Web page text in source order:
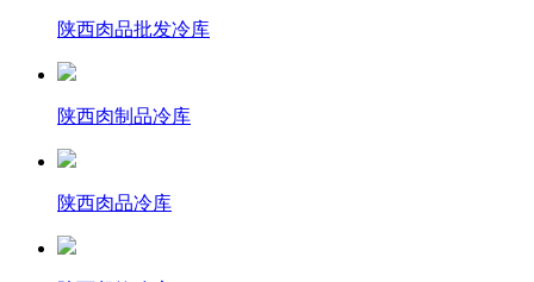
陕西肉品批发冷库
陕西肉制品冷库
陕西肉品冷库